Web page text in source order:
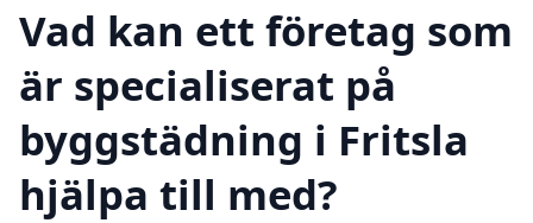
Vad kan ett företag som
är specialiserat på
byggstädning i Fritsla
hjälpa till med?